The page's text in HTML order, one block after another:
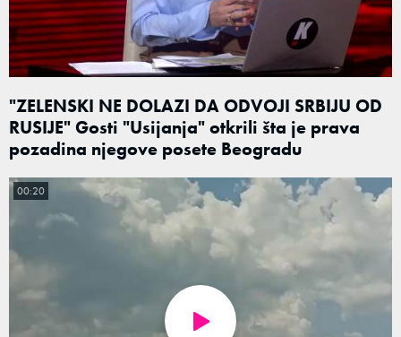
"ZELENSKI NE DOLAZI DA ODVOJI SRBIJU OD
RUSIJE" Gosti "Usijanja" otkrili šta je prava
pozadina njegove posete Beogradu
00:20